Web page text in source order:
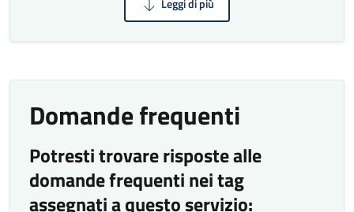
Accessibilità
Sportello
pratiche
on line
Mantenimento
c/o C.so Torino
Standard di
introduzione - I
dati saranno
disponibili nel
Domande frequenti
Potresti trovare risposte alle
domande frequenti nei tag
assegnati a questo servizio: